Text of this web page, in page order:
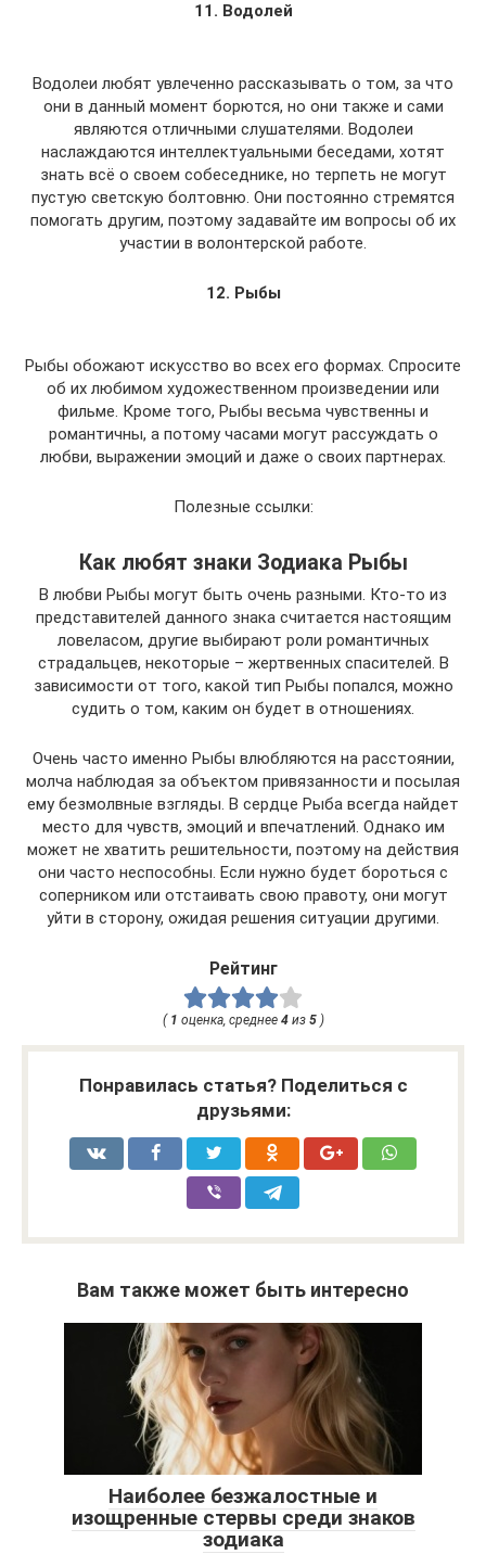
11. Водолей
Водолеи любят увлеченно рассказывать о том, за что
они в данный момент борются, но они также и сами
являются отличными слушателями. Водолеи
наслаждаются интеллектуальными беседами, хотят
знать всё о своем собеседнике, но терпеть не могут
пустую светскую болтовню. Они постоянно стремятся
помогать другим, поэтому задавайте им вопросы об их
участии в волонтерской работе.
12. Рыбы
Рыбы обожают искусство во всех его формах. Спросите
об их любимом художественном произведении или
фильме. Кроме того, Рыбы весьма чувственны и
романтичны, а потому часами могут рассуждать о
любви, выражении эмоций и даже о своих партнерах.
Полезные ссылки:
Как любят знаки Зодиака Рыбы
В любви Рыбы могут быть очень разными. Кто-то из
представителей данного знака считается настоящим
ловеласом, другие выбирают роли романтичных
страдальцев, некоторые – жертвенных спасителей. В
зависимости от того, какой тип Рыбы попался, можно
судить о том, каким он будет в отношениях.
Очень часто именно Рыбы влюбляются на расстоянии,
молча наблюдая за объектом привязанности и посылая
ему безмолвные взгляды. В сердце Рыба всегда найдет
место для чувств, эмоций и впечатлений. Однако им
может не хватить решительности, поэтому на действия
они часто неспособны. Если нужно будет бороться с
соперником или отстаивать свою правоту, они могут
уйти в сторону, ожидая решения ситуации другими.
Рейтинг
( 1 оценка, среднее 4из 5)
Понравилась статья? Поделиться с
друзьями:
Вам также может быть интересно
Наиболее безжалостные и
изощренные стервы среди знаков
зодиака